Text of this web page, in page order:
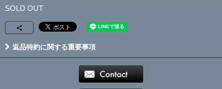
SOLD OUT
返品特約に関する重要事項